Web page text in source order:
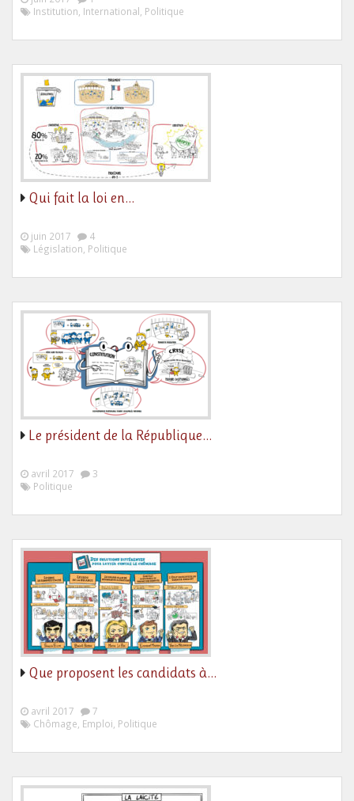
Institution, International, Politique
Qui fait la loi en…
juin 2017
4
Législation, Politique
Le président de la République…
avril 2017
3
Politique
Que proposent les candidats à…
avril 2017
7
Chômage, Emploi, Politique